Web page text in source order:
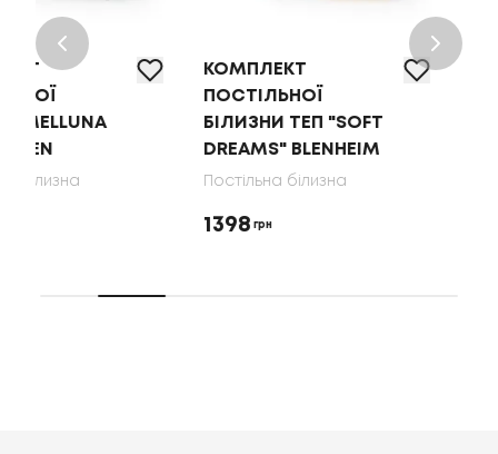
КОМПЛЕКТ
БІЛИЗНИ ТЕП "SOFT
DREAMS" BLENHEIM
Постільна білизна
КОМПЛЕКТ
БІЛИЗНИ
SOFT RIBBONS
Постільна білизна